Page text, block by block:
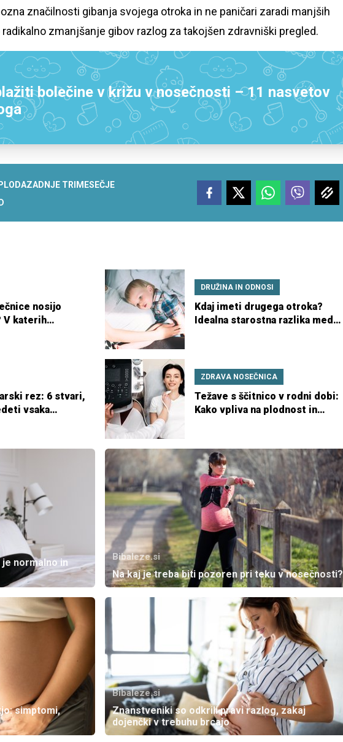
značilnosti gibanja svojega otroka in ne paničari zaradi manjših
zmanjšanje gibov razlog za takojšen zdravniški pregled.
bolečine v križu v nosečnosti – 11 nasvetov
ZADNJE TRIMESEČJE
nosijo
V katerih
DRUŽINA IN ODNOSI
Kdaj imeti drugega otroka?
Idealna starostna razlika med
rez: 6 stvari,
vsaka
ZDRAVA NOSEČNICA
Težave s ščitnico v rodni dobi:
Kako vpliva na plodnost in
je normalno in
Bibaleze.si
Na kaj je treba biti pozoren pri teku v nosečnosti?
simptomi,
Bibaleze.si
Znanstveniki so odkrili pravi razlog, zakaj
dojenčki v trebuhu brcajo